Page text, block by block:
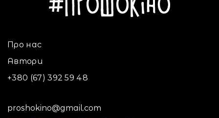
Про нас
Автори
+380 (67) 392 59 48
proshokino@gmail.com